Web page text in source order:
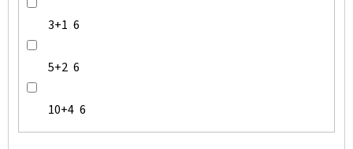
3+1 6
5+2 6
10+4 6